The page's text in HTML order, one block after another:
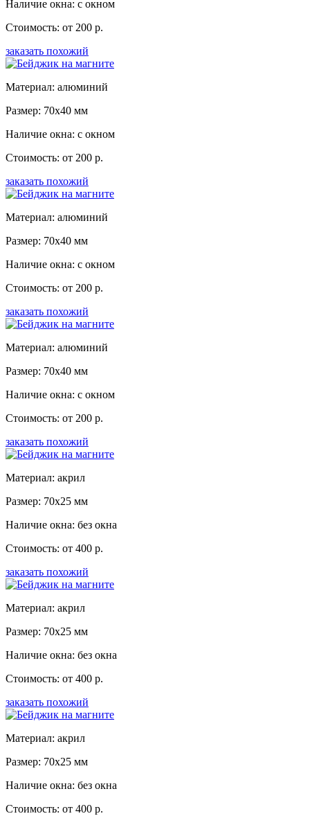
Наличие окна: с окном
Стоимость: от 200 р.
заказать похожий
Материал: алюминий
Размер: 70x40 мм
Наличие окна: с окном
Стоимость: от 200 р.
заказать похожий
Материал: алюминий
Размер: 70x40 мм
Наличие окна: с окном
Стоимость: от 200 р.
заказать похожий
Материал: алюминий
Размер: 70x40 мм
Наличие окна: с окном
Стоимость: от 200 р.
заказать похожий
Материал: акрил
Размер: 70x25 мм
Наличие окна: без окна
Стоимость: от 400 р.
заказать похожий
Материал: акрил
Размер: 70x25 мм
Наличие окна: без окна
Стоимость: от 400 р.
заказать похожий
Материал: акрил
Размер: 70x25 мм
Наличие окна: без окна
Стоимость: от 400 р.